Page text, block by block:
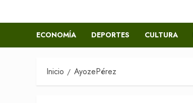
ECONOMÍA DEPORTES CULTURA
Inicio AyozePérez